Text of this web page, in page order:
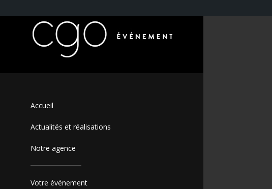
Accueil
Actualités et réalisations
Notre agence
Votre événement